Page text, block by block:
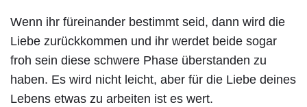
Wenn ihr füreinander bestimmt seid, dann wird die
Liebe zurückkommen und ihr werdet beide sogar
froh sein diese schwere Phase überstanden zu
haben. Es wird nicht leicht, aber für die Liebe deines
Lebens etwas zu arbeiten ist es wert.